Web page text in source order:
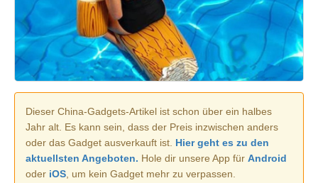
Dieser China-Gadgets-Artikel ist schon über ein halbes
Jahr alt. Es kann sein, dass der Preis inzwischen anders
oder das Gadget ausverkauft ist. Hier geht es zu den
aktuellsten Angeboten. Hole dir unsere App für Android
oder iOS , um kein Gadget mehr zu verpassen.